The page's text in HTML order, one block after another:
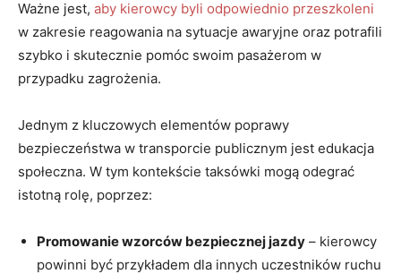
Ważne jest, aby kierowcy byli odpowiednio przeszkoleni
w zakresie reagowania na sytuacje awaryjne oraz potrafili
szybko i skutecznie pomóc swoim pasażerom w
przypadku zagrożenia.
Jednym z kluczowych elementów poprawy
bezpieczeństwa w transporcie publicznym jest edukacja
społeczna. W tym kontekście taksówki mogą odegrać
istotną rolę, poprzez:
Promowanie wzorców bezpiecznej jazdy – kierowcy
powinni być przykładem dla innych uczestników ruchu